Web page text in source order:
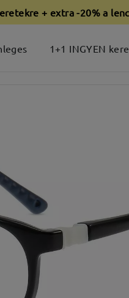
+ extra -20% a
1+1 INGYEN